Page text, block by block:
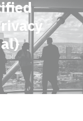
ifed
rivacy
al)